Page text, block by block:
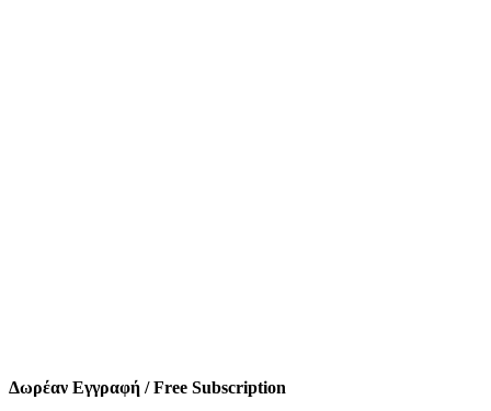
Δωρέαν Εγγραφή / Free Subscription